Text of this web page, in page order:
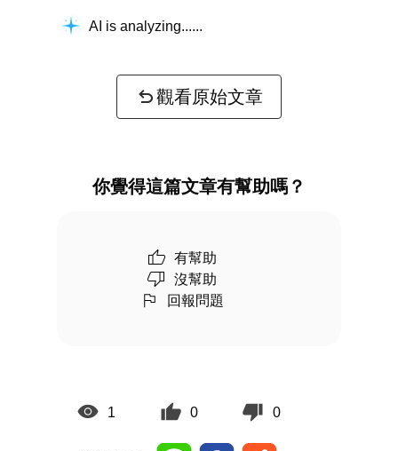
AI is analyzing...
觀看原始文章
你覺得這篇文章有幫助嗎？
有幫助
沒幫助
回報問題
1 0 0